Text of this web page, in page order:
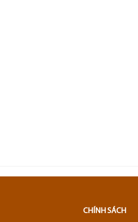
CHÍNH SÁCH